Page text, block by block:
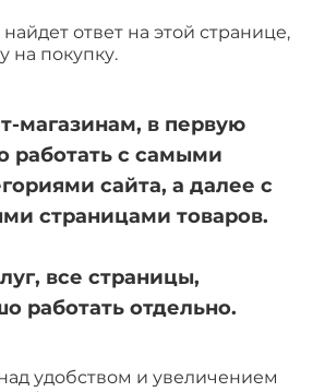
ответ на этой странице,
на покупку.
магазинам, в первую
работать с самыми
сайта, а далее с
страницами товаров.
все страницы,
работать отдельно.
удобством и увеличением